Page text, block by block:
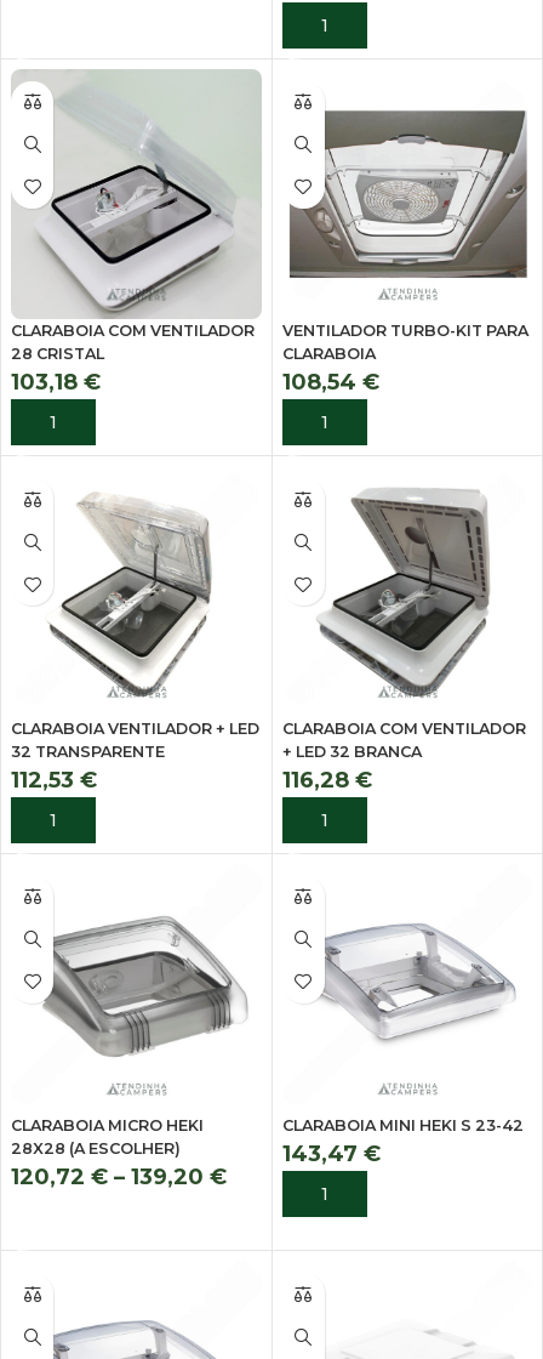
ADICIONAR
CLARABOIA COM VENTILADOR
28 CRISTAL
103,18 €
ADICIONAR
VENTILADOR TURBO-KIT PARA
CLARABOIA
108,54 €
ADICIONAR
CLARABOIA VENTILADOR + LED
32 TRANSPARENTE
112,53 €
ADICIONAR
CLARABOIA COM VENTILADOR
+ LED 32 BRANCA
116,28 €
ADICIONAR
CLARABOIA MICRO HEKI
28X28 (A ESCOLHER)
120,72 € – 139,20 €
CLARABOIA MINI HEKI S 23-42
143,47 €
ADICIONAR